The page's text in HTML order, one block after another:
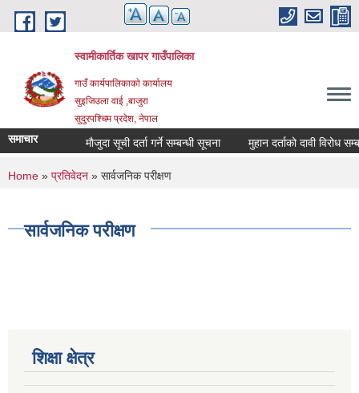
Skip to main content
स्वामीकार्तिक खापर गाउँपालिका
गाउँ कार्यपालिकाकाे कार्यालय
सुइजिउला वाई ,बाजुरा
सुदुरपश्चिम प्रदेश, नेपाल
समाचार माैजुदा सूची दर्ता गर्ने सम्बन्धी सूचना मुहान दर्ताको दावी विरोध सम्बन्धी
You are here
Home » प्रतिवेदन » सार्वजनिक परीक्षण
सार्वजनिक परीक्षण
शिक्षा क्षेत्र